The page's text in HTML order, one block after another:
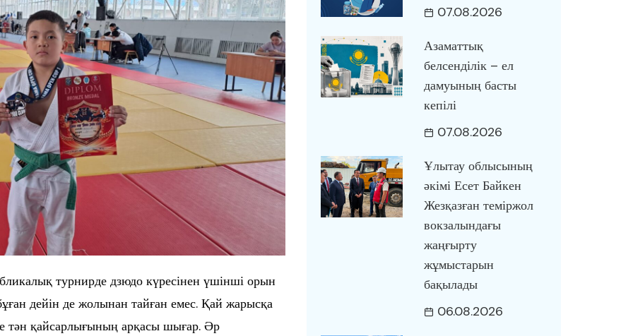
турнирде дзюдо күресінен үшінші орын
дейін де жолынан тайған емес. Қай жарысқа
тән қайсарлығының арқасы шығар. Әр
07.08.2026
Азаматтық
белсенділік – ел
дамуының басты
кепілі
07.08.2026
Ұлытау облысының
әкімі Есет Байкен
Жезқазған теміржол
вокзалындағы
жаңғырту
жұмыстарын
бақылады
06.08.2026